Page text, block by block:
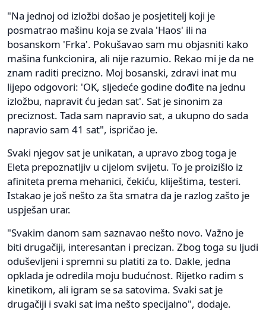
"Na jednoj od izložbi došao je posjetitelj koji je
posmatrao mašinu koja se zvala 'Haos' ili na
bosanskom 'Frka'. Pokušavao sam mu objasniti kako
mašina funkcionira, ali nije razumio. Rekao mi je da ne
znam raditi precizno. Moj bosanski, zdravi inat mu
lijepo odgovori: 'OK, sljedeće godine dođite na jednu
izložbu, napravit ću jedan sat'. Sat je sinonim za
preciznost. Tada sam napravio sat, a ukupno do sada
napravio sam 41 sat", ispričao je.
Svaki njegov sat je unikatan, a upravo zbog toga je
Eleta prepoznatljiv u cijelom svijetu. To je proizišlo iz
afiniteta prema mehanici, čekiću, kliještima, testeri.
Istakao je još nešto za šta smatra da je razlog zašto je
uspješan urar.
"Svakim danom sam saznavao nešto novo. Važno je
biti drugačiji, interesantan i precizan. Zbog toga su ljudi
oduševljeni i spremni su platiti za to. Dakle, jedna
opklada je odredila moju budućnost. Rijetko radim s
kinetikom, ali igram se sa satovima. Svaki sat je
drugačiji i svaki sat ima nešto specijalno", dodaje.